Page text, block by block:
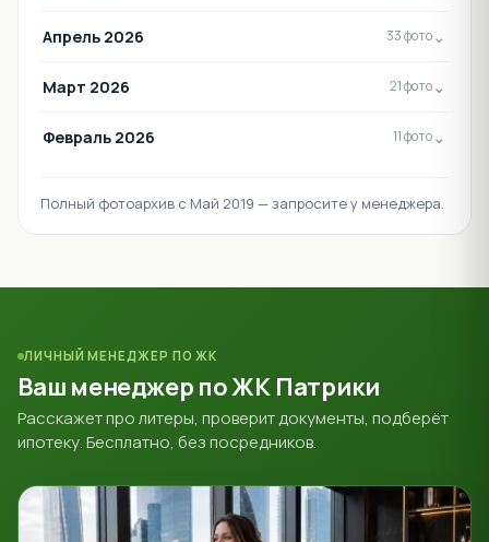
Апрель 2026 33 фото⌄
Март 2026 21 фото⌄
Февраль 2026 11 фото⌄
Полный фотоархив с Май 2019 — запросите у менеджера.
ЛИЧНЫЙ МЕНЕДЖЕР ПО ЖК
Ваш менеджер по ЖК Патрики
Расскажет про литеры, проверит документы, подберёт
ипотеку. Бесплатно, без посредников.